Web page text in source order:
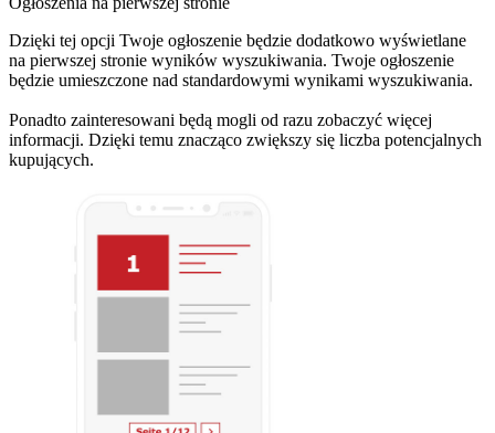
Dzięki tej opcji Twoje ogłoszenie będzie dodatkowo wyświetlane
na pierwszej stronie wyników wyszukiwania. Twoje ogłoszenie
będzie umieszczone nad standardowymi wynikami wyszukiwania.
Ponadto zainteresowani będą mogli od razu zobaczyć więcej
informacji. Dzięki temu znacząco zwiększy się liczba potencjalnych
kupujących.